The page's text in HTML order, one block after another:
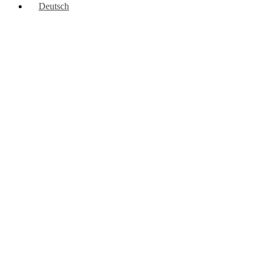
Deutsch